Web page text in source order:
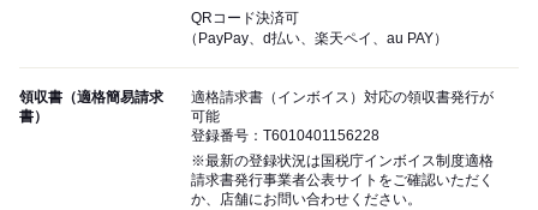
QRコード決済可
（PayPay、d払い、楽天ペイ、au PAY）
領収書（適格簡易請求
書）
適格請求書（インボイス）対応の領収書発行が
可能
登録番号：T6010401156228
※最新の登録状況は国税庁インボイス制度適格
請求書発行事業者公表サイトをご確認いただく
か、店舗にお問い合わせください。